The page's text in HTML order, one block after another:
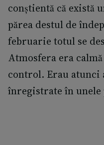
conștientă că există
părea destul de
februarie totul se
Atmosfera era
control. Erau atunci
înregistrate în